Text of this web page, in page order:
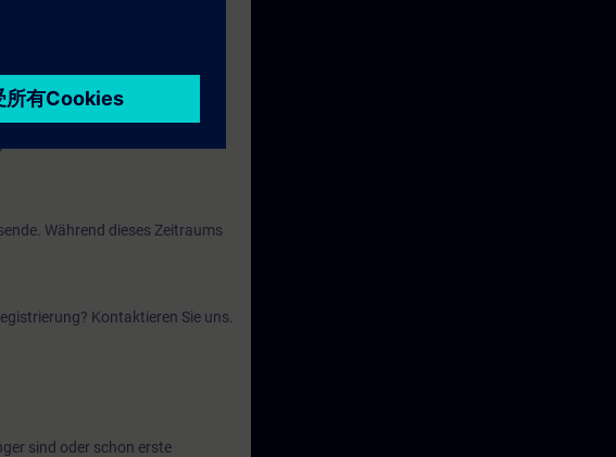
Während dieses Zeitraums
Kontaktieren Sie uns.
sind oder schon erste